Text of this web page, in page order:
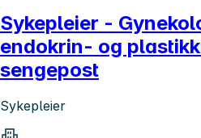
Sykepleier -
endokrin- og
sengepost
Sykepleier